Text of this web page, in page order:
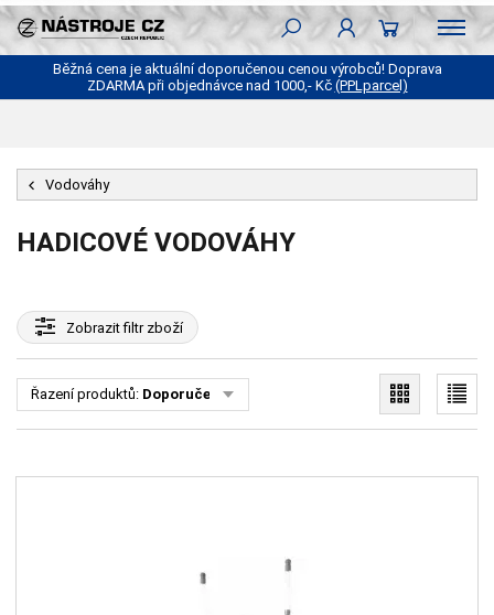
Běžná cena je aktuální doporučenou cenou výrobců! Doprava
ZDARMA při objednávce nad 1000,- Kč (PPLparcel)
Vodováhy
HADICOVÉ VODOVÁHY
Zobrazitfiltr zboží
Řazení produktů: Doporučené